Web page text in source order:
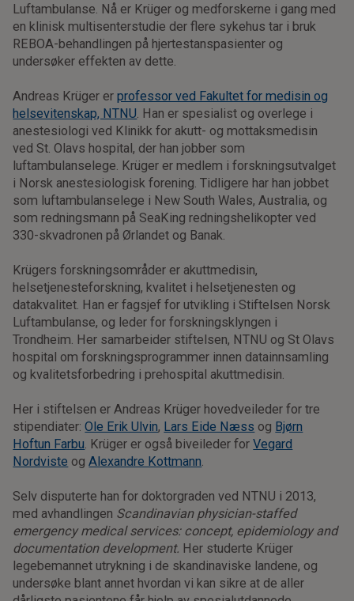
Luftambulanse. Nå er Krüger og medforskerne i gang med
en klinisk multisenterstudie der flere sykehus tar i bruk
REBOA-behandlingen på hjertestanspasienter og
undersøker effekten av dette.
Andreas Krüger erprofessor ved Fakultet for medisin og
helsevitenskap, NTNU . Han er spesialist og overlege i
anestesiologi ved Klinikk for akutt- og mottaksmedisin
ved St. Olavs hospital, der han jobber som
luftambulanselege. Krüger er medlem i forskningsutvalget
i Norsk anestesiologisk forening. Tidligere har han jobbet
som luftambulanselege i New South Wales, Australia, og
som redningsmann på SeaKing redningshelikopter ved
330-skvadronen på Ørlandet og Banak.
Krügers forskningsområder er akuttmedisin,
helsetjenesteforskning, kvalitet i helsetjenesten og
datakvalitet. Han er fagsjef for utvikling i Stiftelsen Norsk
Luftambulanse, og leder for forskningsklyngen i
Trondheim. Her samarbeider stiftelsen, NTNU og St Olavs
hospital om forskningsprogrammer innen datainnsamling
og kvalitetsforbedring i prehospital akuttmedisin.
Her i stiftelsen er Andreas Krüger hovedveileder for tre
stipendiater:Ole Erik Ulvin, Lars Eide Næss og Bjørn
Hoftun Farbu . Krüger er også biveileder forVegard
Nordviste ogAlexandre Kottmann
Selv disputerte han for doktorgraden ved NTNU i 2013,
med avhandlingen Scandinavian physician-staffed
emergency medical services: concept, epidemiology and
documentation development. Her studerte Krüger
legebemannet utrykning i de skandinaviske landene, og
undersøke blant annet hvordan vi kan sikre at de aller